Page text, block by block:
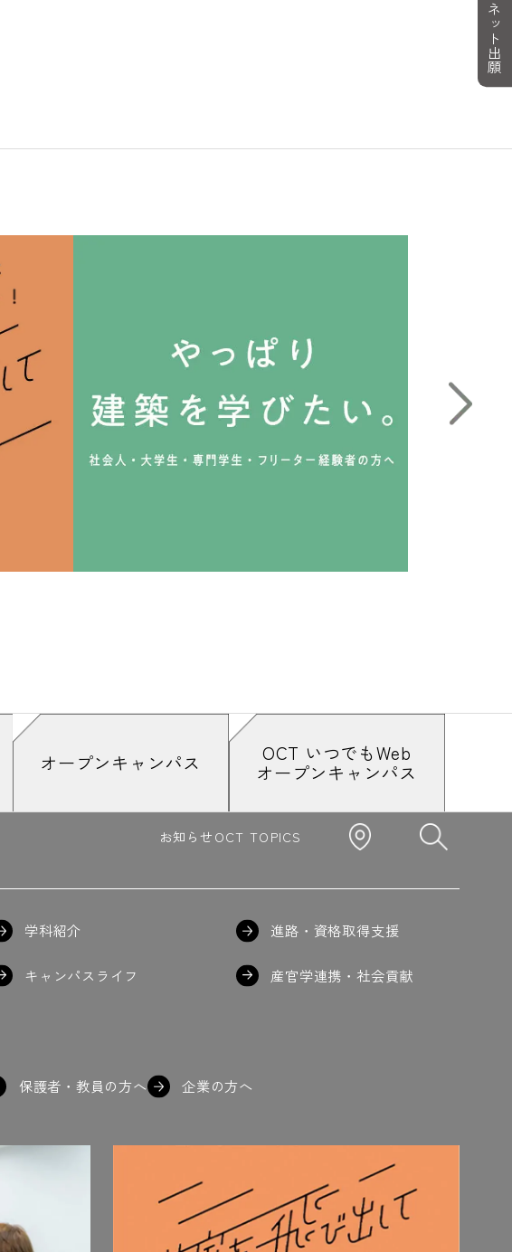
オープンキャンパス OCT いつでもWeb
オープンキャンパス
ネット出願
お知らせOCT TOPICS
学科紹介 進路・資格取得支援
キャンパスライフ 産官学連携・社会貢献
保護者・教員の方へ 企業の方へ